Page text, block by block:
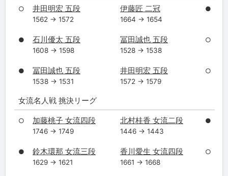
○ 井田明宏 五段
1562 → 1572
伊藤匠 二冠
1664 → 1654
●
● 石川優太 五段
1608 → 1598
冨田誠也 五段
1528 → 1538
○
● 冨田誠也 五段
1538 → 1531
井田明宏 五段
1572 → 1579
○
女流名人戦 挑決リーグ
○ 加藤桃子 女流四段
1746 → 1749
北村桂香 女流二段
1446 → 1443
●
● 鈴木環那 女流三段
1629 → 1621
香川愛生 女流四段
1661 → 1668
○